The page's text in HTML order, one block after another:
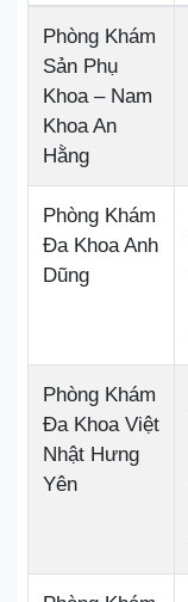
Phòng Khám
Sản Phụ
Khoa – Nam
Khoa An
Hằng
Phòng Khám
Đa Khoa Anh
Dũng
Phòng Khám
Đa Khoa Việt
Nhật Hưng
Yên